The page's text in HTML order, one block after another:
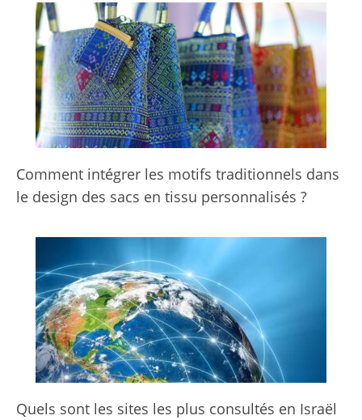
Comment intégrer les motifs traditionnels dans
le design des sacs en tissu personnalisés ?
Quels sont les sites les plus consultés en Israël